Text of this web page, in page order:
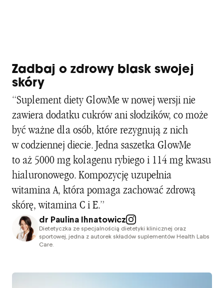
Zadbaj o zdrowy blask swojej
skóry
“Suplement diety GlowMe w nowej wersji nie
zawiera dodatku cukrów ani słodzików, co może
być ważne dla osób, które rezygnują z nich
w codziennej diecie. Jedna saszetka GlowMe
to aż 5000 mg kolagenu rybiego i 114 mg kwasu
hialuronowego. Kompozycję uzupełnia
witamina A, która pomaga zachować zdrową
skórę, witamina C i E.”
dr Paulina Ihnatowicz
Dietetyczka ze specjalnością dietetyki klinicznej oraz
sportowej, jedna z autorek składów suplementów Health Labs
Care.